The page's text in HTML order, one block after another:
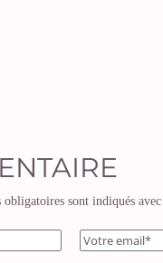
obligatoires sont indiqués avec